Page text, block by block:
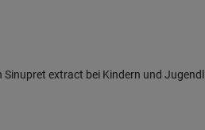
extract bei Kindern und